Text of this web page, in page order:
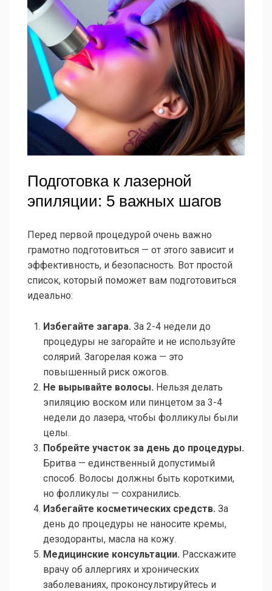
Подготовка к лазерной
эпиляции: 5 важных шагов
Перед первой процедурой очень важно
грамотно подготовиться — от этого зависит и
эффективность, и безопасность. Вот простой
список, который поможет вам подготовиться
идеально:
Избегайте загара. За 2-4 недели до
процедуры не загорайте и не используйте
солярий. Загорелая кожа — это
повышенный риск ожогов.
Не вырывайте волосы. Нельзя делать
эпиляцию воском или пинцетом за 3-4
недели до лазера, чтобы фолликулы были
целы.
Побрейте участок за день до процедуры.
Бритва — единственный допустимый
способ. Волосы должны быть короткими,
но фолликулы — сохранились.
Избегайте косметических средств. За
день до процедуры не наносите кремы,
дезодоранты, масла на кожу.
Медицинские консультации. Расскажите
врачу об аллергиях и хронических
заболеваниях, проконсультируйтесь и